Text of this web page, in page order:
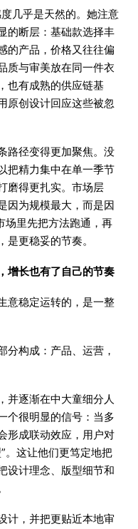
几乎是天然的。她注意
的断层：基础款选择丰
的产品，价格又往往偏
质与审美放在同一件衣
也有成熟的供应链基
原创设计回应这些被忽
路径变得更加聚焦。没
把精力集中在单一季节
磨得更扎实。市场层
为规模最大，而是因
场里先把方法跑通，再
更稳妥的节奏。
增长也有了自己的节奏
意稳定运转的，是一整
分构成：产品、运营，
并逐渐在中大童细分人
个很明显的信号：当多
形成联动效应，用户对
。这让他们更笃定地把
设计理念、版型细节和
计，并把更贴近本地审